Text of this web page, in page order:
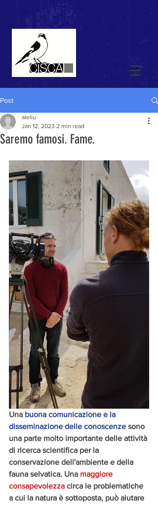
Post
Saremo famosi. Fame.
aleliu
Jan 12, 2023 2 min read
Una buona comunicazione e la
disseminazione delle conoscenze sono
una parte molto importante delle attività
di ricerca scientifica per la
conservazione dell'ambiente e della
fauna selvatica. Una maggiore
consapevolezza circa le problematiche
a cui la natura è sottoposta, può aiutare